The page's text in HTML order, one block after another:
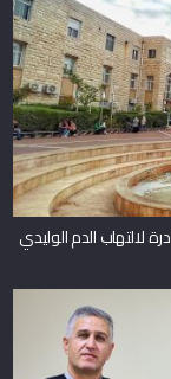
لالتهاب الدم الوليدي